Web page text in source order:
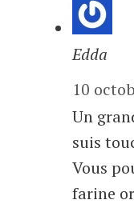
Edda
10
Un
suis
Vous
farine